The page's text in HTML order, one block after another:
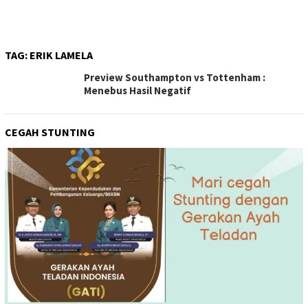
TAG: ERIK LAMELA
Preview Southampton vs Tottenham :
Menebus Hasil Negatif
CEGAH STUNTING